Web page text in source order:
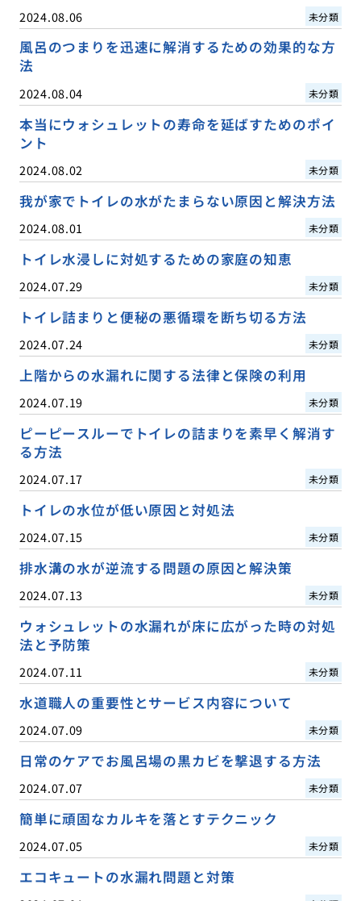
2024.08.06 未分類
風呂のつまりを迅速に解消するための効果的な方
法
2024.08.04 未分類
本当にウォシュレットの寿命を延ばすためのポイ
ント
2024.08.02 未分類
我が家でトイレの水がたまらない原因と解決方法
2024.08.01 未分類
トイレ水浸しに対処するための家庭の知恵
2024.07.29 未分類
トイレ詰まりと便秘の悪循環を断ち切る方法
2024.07.24 未分類
上階からの水漏れに関する法律と保険の利用
2024.07.19 未分類
ピーピースルーでトイレの詰まりを素早く解消す
る方法
2024.07.17 未分類
トイレの水位が低い原因と対処法
2024.07.15 未分類
排水溝の水が逆流する問題の原因と解決策
2024.07.13 未分類
ウォシュレットの水漏れが床に広がった時の対処
法と予防策
2024.07.11 未分類
水道職人の重要性とサービス内容について
2024.07.09 未分類
日常のケアでお風呂場の黒カビを撃退する方法
2024.07.07 未分類
簡単に頑固なカルキを落とすテクニック
2024.07.05 未分類
エコキュートの水漏れ問題と対策